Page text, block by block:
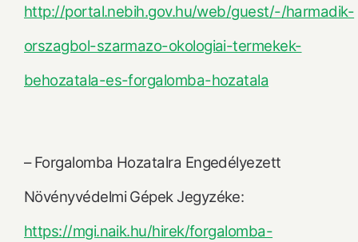
http://portal.nebih.gov.hu/web/guest/-/harmadik-
orszagbol-szarmazo-okologiai-termekek-
behozatala-es-forgalomba-hozatala
– Forgalomba Hozatalra Engedélyezett
Növényvédelmi Gépek Jegyzéke:
https://mgi.naik.hu/hirek/forgalomba-